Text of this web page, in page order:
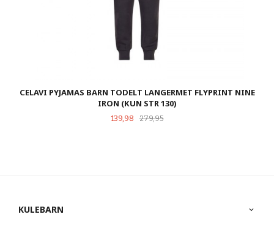
CELAVI PYJAMAS BARN TODELT LANGERMET FLYPRINT NINE
IRON (KUN STR 130)
Tilbud
139,98 279,95Rabatt
KULEBARN